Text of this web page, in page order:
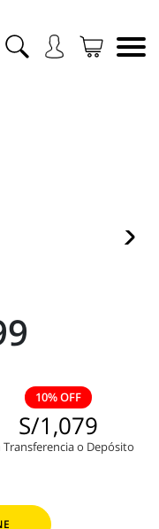
10% OFF
S/1,079
Transferencia o Depósito